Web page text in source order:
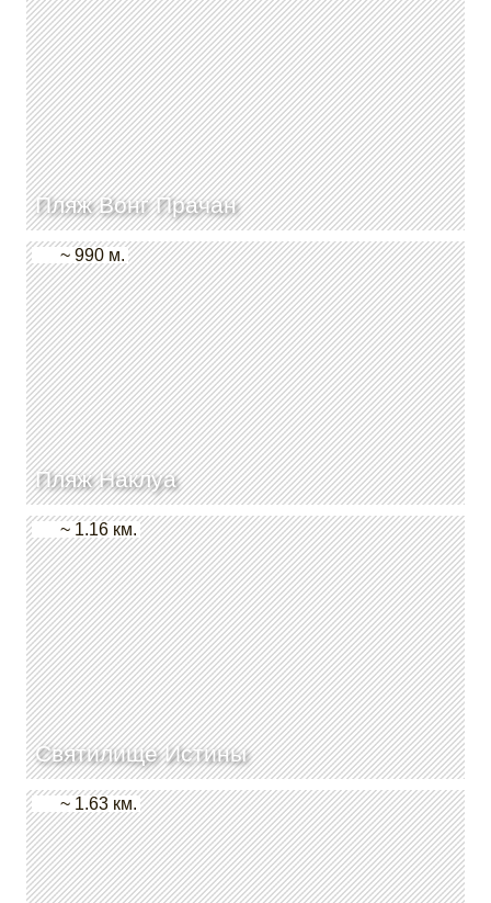
Пляж Вонг Прачан
Пляж Наклуа
~ 990 м.
Святилище Истины
~ 1.16 км.
~ 1.63 км.